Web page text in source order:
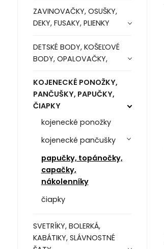
ZAVINOVAČKY, OSUŠKY,
DEKY, FUSAKY, PLIENKY
DETSKÉ BODY, KOŠEĽOVÉ
BODY, OPALOVAČKY,
KOJENECKÉ PONOŽKY,
PANČUŠKY, PAPUČKY,
ČIAPKY
kojenecké ponožky
kojenecké pančušky
papučky, topánočky,
capačky,
nákolenníky
čiapky
SVETRÍKY, BOLERKÁ,
KABÁTIKY, SLÁVNOSTNÉ